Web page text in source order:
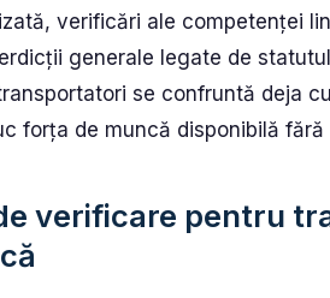
verificări ale competenței
generale legate de
se confruntă deja
forța de muncă disponibilă
verificare pentru